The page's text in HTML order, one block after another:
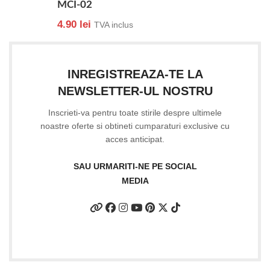
MCI-02
4.90 lei TVA inclus
INREGISTREAZA-TE LA
NEWSLETTER-UL NOSTRU
Inscrieti-va pentru toate stirile despre ultimele
noastre oferte si obtineti cumparaturi exclusive cu
acces anticipat.
SAU URMARITI-NE PE SOCIAL
MEDIA